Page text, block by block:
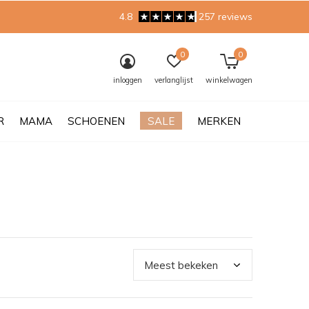
MAMA SCHOENEN SALE MERKEN
inloggen verlanglijst
0
winkelwagen
0
4.8 257 reviews